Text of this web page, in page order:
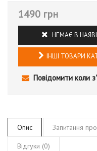
1490 грн
НЕМАЄ В
ІНШІ ТОВАРИ
Повідомити коли
Опис Запитання
Відгуки (0)